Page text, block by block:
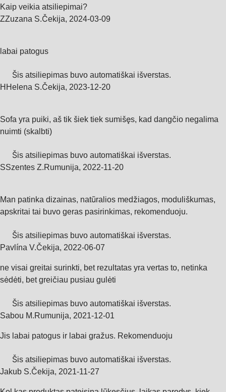
Kaip veikia atsiliepimai?
ZZuzana S.Čekija, 2024‑03‑09
labai patogus
Šis atsiliepimas buvo automatiškai išverstas.
H Helena S.Čekija, 2023‑12‑20
Sofa yra puiki, aš tik šiek tiek sumišęs, kad dangčio negalima
nuimti (skalbti)
Šis atsiliepimas buvo automatiškai išverstas.
SSzentes Z.Rumunija, 2022‑11‑20
Man patinka dizainas, natūralios medžiagos, moduliškumas,
apskritai tai buvo geras pasirinkimas, rekomenduoju.
Šis atsiliepimas buvo automatiškai išverstas.
Pavlína V.Čekija, 2022‑06‑07
ne visai greitai surinkti, bet rezultatas yra vertas to, netinka
sėdėti, bet greičiau pusiau gulėti
Šis atsiliepimas buvo automatiškai išverstas.
Sabou M.Rumunija, 2021‑12‑01
Jis labai patogus ir labai gražus. Rekomenduoju
Šis atsiliepimas buvo automatiškai išverstas.
Jakub S.Čekija, 2021‑11‑27